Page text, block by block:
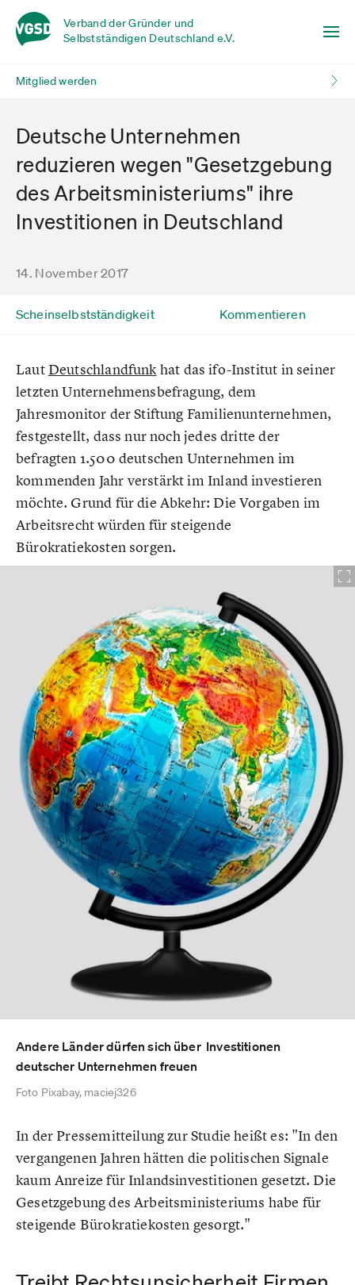
Verband der Gründer und
Selbstständigen Deutschland e.V.
Mitglied werden
Deutsche Unternehmen
reduzieren wegen "Gesetzgebung
des Arbeitsministeriums" ihre
Investitionen in Deutschland
14. November 2017
Scheinselbstständigkeit Kommentieren
Laut Deutschlandfunk hat das ifo-Institut in seiner
letzten Unternehmensbefragung, dem
Jahresmonitor der Stiftung Familienunternehmen,
festgestellt, dass nur noch jedes dritte der
befragten 1.500 deutschen Unternehmen im
kommenden Jahr verstärkt im Inland investieren
möchte. Grund für die Abkehr: Die Vorgaben im
Arbeitsrecht würden für steigende
Bürokratiekosten sorgen.
Andere Länder dürfen sich über Investitionen
deutscher Unternehmen freuen
Foto Pixabay, maciej326
In der Pressemitteilung zur Studie heißt es: "In den
vergangenen Jahren hätten die politischen Signale
kaum Anreize für Inlandsinvestitionen gesetzt. Die
Gesetzgebung des Arbeitsministeriums habe für
steigende Bürokratiekosten gesorgt."